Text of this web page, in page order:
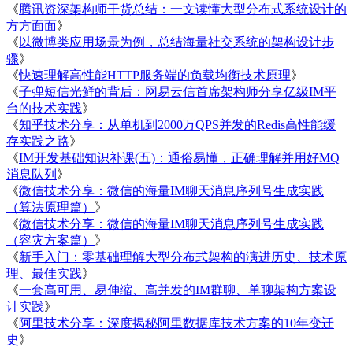
《腾讯资深架构师干货总结：一文读懂大型分布式系统设计的
方方面面》
《 以微博类应用场景为例，总结海量社交系统的架构设计步
骤》
《快速理解高性能HTTP服务端的负载均衡技术原理》
《子弹短信光鲜的背后：网易云信首席架构师分享亿级IM平
台的技术实践》
《知乎技术分享：从单机到2000万QPS并发的Redis高性能缓
存实践之路》
《IM开发基础知识补课(五)：通俗易懂，正确理解并用好MQ
消息队列 》
《微信技术分享：微信的海量IM聊天消息序列号生成实践
（算法原理篇） 》
《微信技术分享：微信的海量IM聊天消息序列号生成实践
（容灾方案篇） 》
《新手入门：零基础理解大型分布式架构的演进历史、技术原
理、最佳实践》
《一套高可用、易伸缩、高并发的IM群聊、单聊架构方案设
计实践》
《阿里技术分享：深度揭秘阿里数据库技术方案的10年变迁
史》